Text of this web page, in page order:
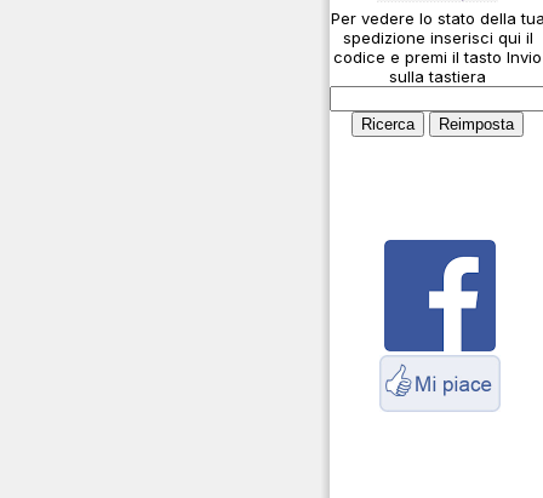
Cosa è l' ADS-B
Montaggio connettori
Parliamo di antenne e
cavi
Per vedere lo stato della tua
spedizione inserisci qui il
codice e premi il tasto Invio
sulla tastiera